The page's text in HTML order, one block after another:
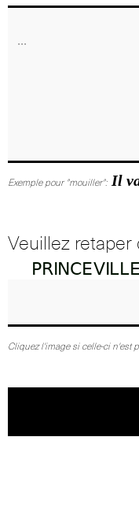
Exemple pour "mouiller": Il
Veuillez retaper
Cliquez l'image si celle-ci n'est